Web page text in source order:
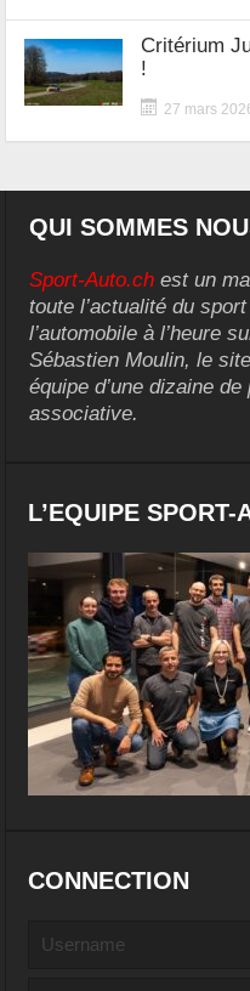
Critérium
!
27 mars
QUI SOMMES
Sport-Auto.ch est un
toute l’actualité du
l’automobile à l’heure
Sébastien Moulin, le
équipe d’une dizaine
associative.
L’EQUIPE SPORT-
CONNECTION